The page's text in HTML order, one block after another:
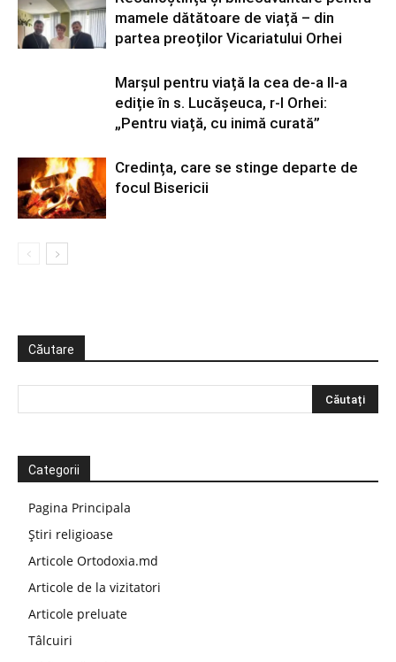
mamele dătătoare de viață – din
partea preoților Vicariatului Orhei
Marșul pentru viață la cea de-a II-a
ediție în s. Lucășeuca, r-l Orhei:
„Pentru viață, cu inimă curată”
Credința, care se stinge departe de
focul Bisericii
Căutare
Categorii
Pagina Principala
Știri religioase
Articole Ortodoxia.md
Articole de la vizitatori
Articole preluate
Tâlcuiri